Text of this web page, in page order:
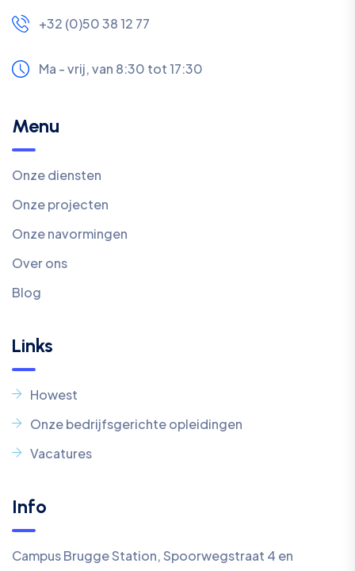
+32 (0)50 38 12 77
Ma - vrij, van 8:30 tot 17:30
Menu
Onze diensten
Onze projecten
Onze navormingen
Over ons
Blog
Links
Howest
Onze bedrijfsgerichte opleidingen
Vacatures
Info
Campus Brugge Station, Spoorwegstraat 4 en